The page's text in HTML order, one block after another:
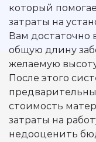
который
затраты на
Вам достаточно
общую длину
желаемую
После этого
стоимость
затраты на
недооценить